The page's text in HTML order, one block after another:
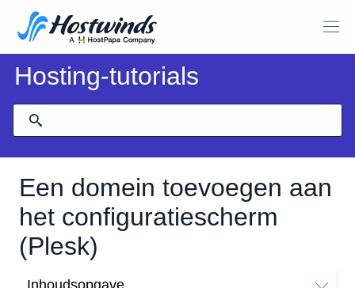
Hosting-tutorials
Een domein toevoegen aan
het configuratiescherm
(Plesk)
Inhoudsopgave